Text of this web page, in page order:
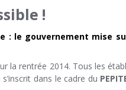
!
: le gouvernement mise
la rentrée 2014. Tous les
dans le cadre du